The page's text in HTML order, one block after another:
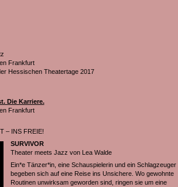
Frankfurt
Hessischen Theatertage 2017
Die Karriere.
Frankfurt
– INS FREIE!
SURVIVOR
Theater meets Jazz von Lea Walde
Ein*e Tänzer*in, eine Schauspielerin und ein Schlagzeuger
begeben sich auf eine Reise ins Unsichere. Wo gewohnte
Routinen unwirksam geworden sind, ringen sie um eine